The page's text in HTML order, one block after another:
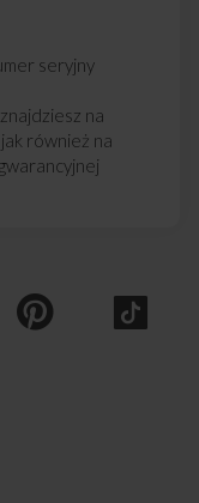
seryjny
na
również na